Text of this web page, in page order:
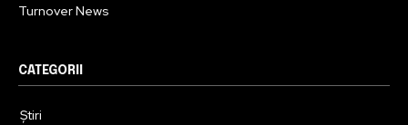
Turnover News
CATEGORII
Știri